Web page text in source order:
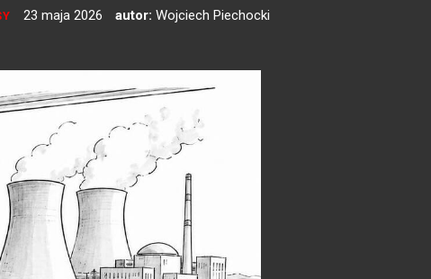
23 maja 2026 autor: Wojciech Piechocki